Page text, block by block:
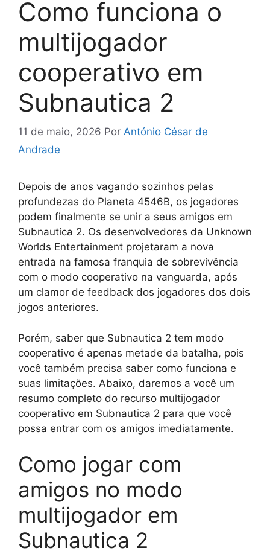
Como funciona o
multijogador
cooperativo em
Subnautica 2
11 de maio, 2026 Por António César de
Andrade
Depois de anos vagando sozinhos pelas
profundezas do Planeta 4546B, os jogadores
podem finalmente se unir a seus amigos em
Subnautica 2. Os desenvolvedores da Unknown
Worlds Entertainment projetaram a nova
entrada na famosa franquia de sobrevivência
com o modo cooperativo na vanguarda, após
um clamor de feedback dos jogadores dos dois
jogos anteriores.
Porém, saber que Subnautica 2 tem modo
cooperativo é apenas metade da batalha, pois
você também precisa saber como funciona e
suas limitações. Abaixo, daremos a você um
resumo completo do recurso multijogador
cooperativo em Subnautica 2 para que você
possa entrar com os amigos imediatamente.
Como jogar com
amigos no modo
multijogador em
Subnautica 2